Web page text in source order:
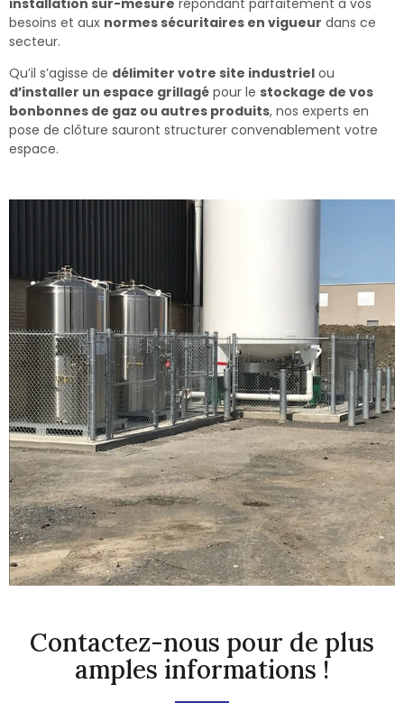
besoins et aux normes sécuritaires en vigueur dans ce
secteur.
Qu’il s’agisse de délimiter votre site industriel ou
d’installer un espace grillagé pour le stockage de vos
bonbonnes de gaz ou autres produits, nos experts en
pose de clôture sauront structurer convenablement votre
espace.
Contactez-nous pour de plus
amples informations !